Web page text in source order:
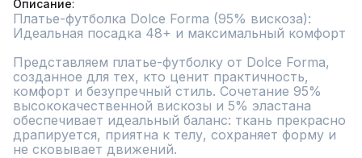
Описание
Платье-футболка Dolce Forma (95% вискоза):
Идеальная посадка 48+ и максимальный комфорт
Представляем платье-футболку от Dolce Forma,
созданное для тех, кто ценит практичность,
комфорт и безупречный стиль. Сочетание 95%
высококачественной вискозы и 5% эластана
обеспечивает идеальный баланс: ткань прекрасно
драпируется, приятна к телу, сохраняет форму и
не сковывает движений.